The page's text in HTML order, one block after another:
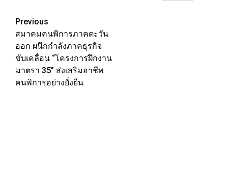
Post
navigation
Previous
สมาคมคนพิการภาคตะวัน
ออก ผนึกกำลังภาคธุรกิจ
ขับเคลื่อน “โครงการฝึกงาน
มาตรา 35” ส่งเสริมอาชีพ
คนพิการอย่างยั่งยืน